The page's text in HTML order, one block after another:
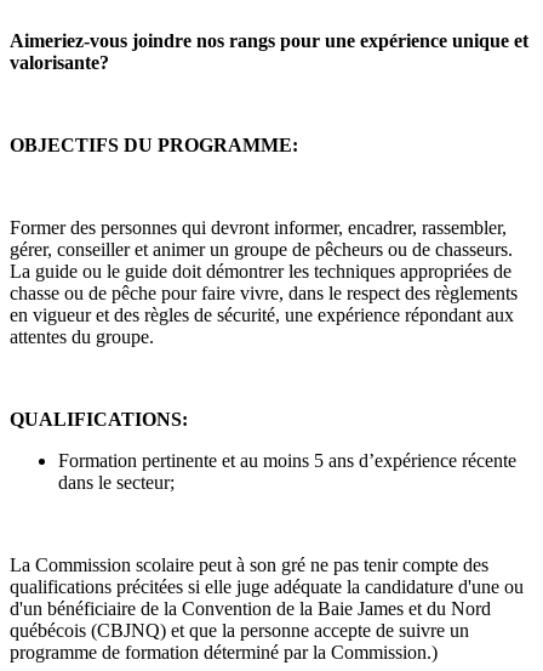
Aimeriez-vous joindre nos rangs pour une expérience unique et
valorisante?
OBJECTIFS DU PROGRAMME:
Former des personnes qui devront informer, encadrer, rassembler,
gérer, conseiller et animer un groupe de pêcheurs ou de chasseurs.
La guide ou le guide doit démontrer les techniques appropriées de
chasse ou de pêche pour faire vivre, dans le respect des règlements
en vigueur et des règles de sécurité, une expérience répondant aux
attentes du groupe.
QUALIFICATIONS:
Formation pertinente et au moins 5 ans d’expérience récente
dans le secteur;
La Commission scolaire peut à son gré ne pas tenir compte des
qualifications précitées si elle juge adéquate la candidature d'une ou
d'un bénéficiaire de la Convention de la Baie James et du Nord
québécois (CBJNQ) et que la personne accepte de suivre un
programme de formation déterminé par la Commission.)